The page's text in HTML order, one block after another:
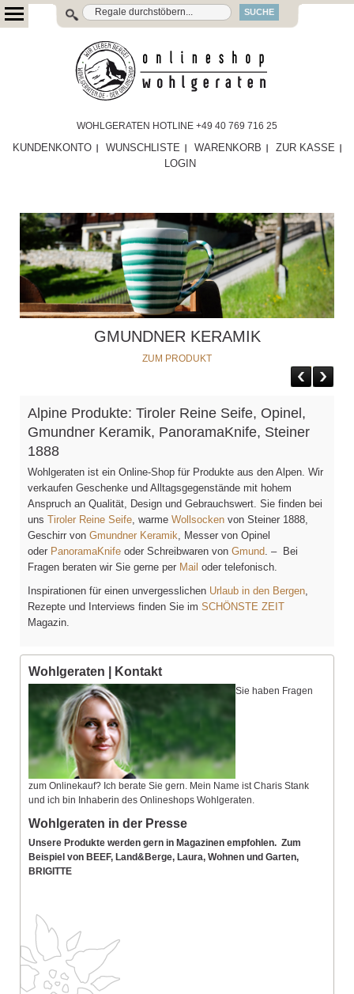
SUCHE
WOHLGERATEN HOTLINE +49 40 769 716 25
KUNDENKONTO WUNSCHLISTE WARENKORB
ZUR KASSE
LOGIN
GMUNDNER KERAMIK
ZUM PRODUKT
Alpine Produkte: Tiroler Reine Seife, Opinel,
Gmundner Keramik, PanoramaKnife, Steiner
1888
Wohlgeraten ist ein Online-Shop für Produkte aus den Alpen. Wir
verkaufen Geschenke und Alltagsgegenstände mit hohem
Anspruch an Qualität, Design und Gebrauchswert. Sie finden bei
uns Tiroler Reine Seife , warme Wollsocken von Steiner 1888,
Geschirr von Gmundner Keramik , Messer von Opinel
oder PanoramaKnife oder Schreibwaren von Gmund . – Bei
Fragen beraten wir Sie gerne per Mail oder telefonisch.
Inspirationen für einen unvergesslichen Urlaub in den Bergen
Rezepte und Interviews finden Sie im SCHÖNSTE ZEIT
Magazin.
Wohlgeraten | Kontakt
Sie haben Fragen
zum Onlinekauf? Ich berate Sie gern. Mein Name ist Charis Stank
und ich bin Inhaberin des Onlineshops Wohlgeraten.
Wohlgeraten in der Presse
Unsere Produkte werden gern in Magazinen empfohlen. Zum
Beispiel von BEEF, Land&Berge, Laura, Wohnen und Garten,
BRIGITTE